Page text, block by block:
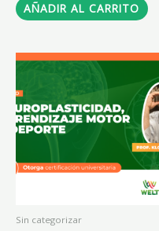
AÑADIR AL CARRITO
Sin categorizar